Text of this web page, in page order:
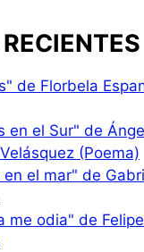
de Florbela
en el Sur" de
(Poema)
en el mar" de
me odia" de